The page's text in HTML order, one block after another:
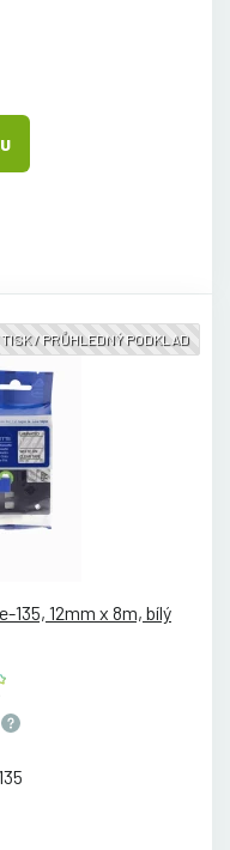
TISK / PRŮHLEDNÝ PODKLAD
12mm x 8m, bílý